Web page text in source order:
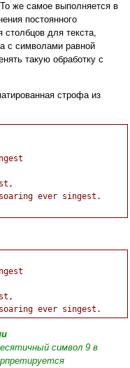
же самое выполняется в
постоянного
столбцов для текста,
с символами равной
такую обработку с
строфа из
ever singest.
символ 9 в